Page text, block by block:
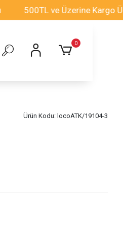
500TL ve Üzerine Kargo
0
Ürün Kodu: locoATK/19104-3